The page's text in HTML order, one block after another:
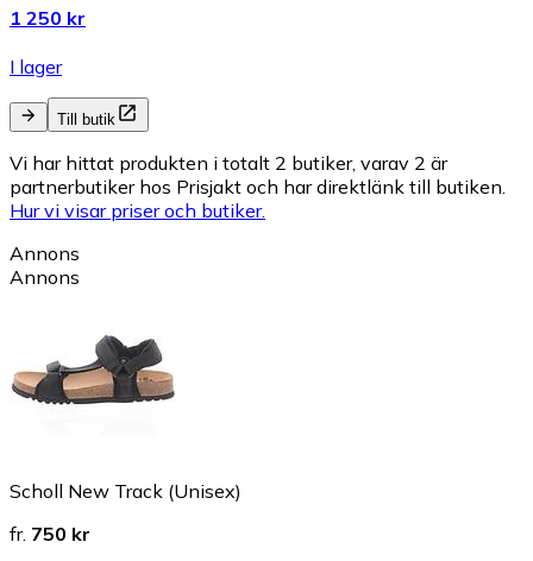
1 250 kr
I lager
Till butik
Vi har hittat produkten i totalt 2 butiker, varav 2 är
partnerbutiker hos Prisjakt och har direktlänk till butiken.
Hur vi visar priser och butiker.
Annons
Annons
Scholl New Track (Unisex)
fr. 750 kr